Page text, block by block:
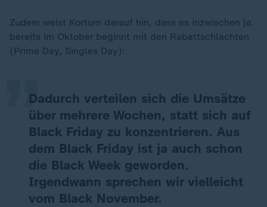
Zudem weist Kortum darauf hin, dass es inzwischen ja
bereits im Oktober beginnt mit den Rabattschlachten
(Prime Day, Singles Day):
Dadurch verteilen sich die Umsätze
über mehrere Wochen, statt sich auf
Black Friday zu konzentrieren. Aus
dem Black Friday ist ja auch schon
die Black Week geworden.
Irgendwann sprechen wir vielleicht
vom Black November.
„